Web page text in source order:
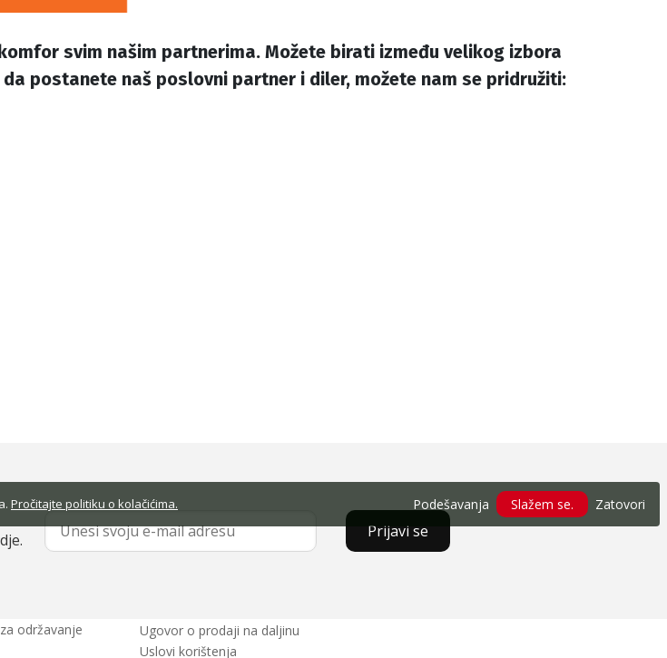
Pročitajte politiku o kolačićima. Podešavanja Slažem se. Zatovori
svim našim partnerima. Možete birati između velikog izbora
postanete naš poslovni partner i diler, možete nam se pridružiti:
Prijavi se
održavanje
Ugovor o prodaji na daljinu
Uslovi korištenja